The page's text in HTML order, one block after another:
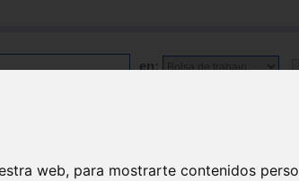
web, para mostrarte contenidos
en: